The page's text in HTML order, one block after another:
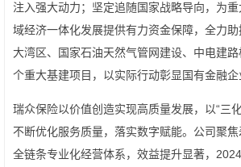
注入强大动力；坚定追随国家战略导向，为
域经济一体化发展提供有力资金保障，全力
大湾区、国家石油天然气管网建设、中电建
个重大基建项目，以实际行动彰显国有金融企
瑞众保险以价值创造实现高质量发展，以“三
不断优化服务质量，落实数字赋能。公司聚
全链条专业化经营体系，效益提升显著，